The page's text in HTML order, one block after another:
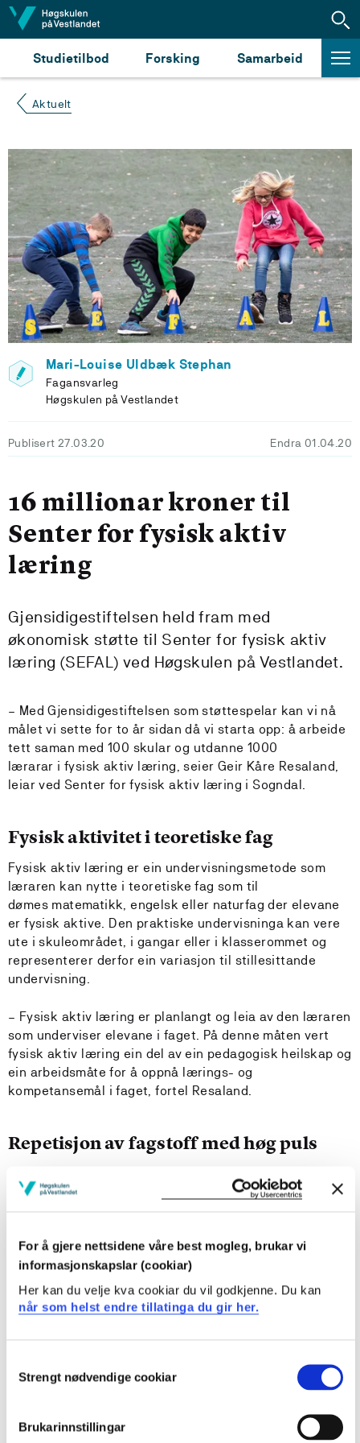
For å gjere nettsidene våre best mogleg, brukar vi
informasjonskapslar (cookiar)
Her kan du velje kva cookiar du vil godkjenne. Du kan
når som helst endre tillatinga du gir her.
Selection
Strengt nødvendige cookiar
Brukarinnstillingar
Hopp til innhald
Studietilbod Forsking Samarbeid
Aktuelt
Mari-Louise Uldbæk Stephan
Fagansvarleg
Høgskulen på Vestlandet
Publisert 27.03.20 Endra 01.04.20
16 millionar kroner til
Senter for fysisk aktiv
læring
Gjensidigestiftelsen held fram med
økonomisk støtte til Senter for fysisk aktiv
læring (SEFAL) ved Høgskulen på Vestlandet.
– Med Gjensidigestiftelsen som støttespelar kan vi nå
målet vi sette for to år sidan då vi starta opp: å arbeide
tett saman med 100 skular og utdanne 1000
lærarar i fysisk aktiv læring, seier Geir Kåre Resaland,
leiar ved Senter for fysisk aktiv læring i Sogndal.
Fysisk aktivitet i teoretiske fag
Fysisk aktiv læring er ein undervisningsmetode som
læraren kan nytte i teoretiske fag som til
dømes matematikk, engelsk eller naturfag der elevane
er fysisk aktive. Den praktiske undervisninga kan vere
ute i skuleområdet, i gangar eller i klasserommet og
representerer derfor ein variasjon til stillesittande
undervisning.
– Fysisk aktiv læring er planlangt og leia av den læraren
som underviser elevane i faget. På denne måten vert
fysisk aktiv læring ein del av ein pedagogisk heilskap og
ein arbeidsmåte for å oppnå lærings- og
kompetansemål i faget, fortel Resaland.
Repetisjon av fagstoff med høg puls
oftast saman i grupper, gjerne to til fem elevar, sett
både vere repetering av fagstoff som læraren allereie
har gjennomgått i klasserommet, eller innlæring av
fagstoff for første gang.
Resaland takkar Gjensidigestiftelsen, både for den